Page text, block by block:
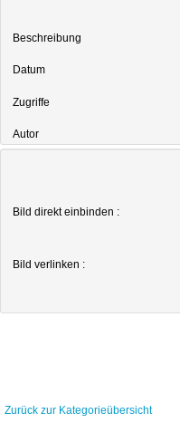
Beschreibung
Datum
Zugriffe
Autor
Bild direkt einbinden :
Bild verlinken :
Zurück zur Kategorieübersicht